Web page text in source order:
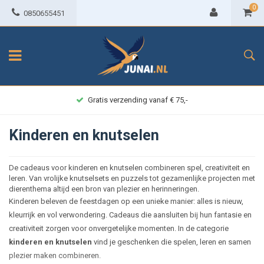
0850655451
0
Gratis verzending vanaf € 75,-
Kinderen en knutselen
De cadeaus voor kinderen en knutselen combineren spel, creativiteit en
leren. Van vrolijke knutselsets en puzzels tot gezamenlijke projecten met
dierenthema altijd een bron van plezier en herinneringen.
Kinderen beleven de feestdagen op een unieke manier: alles is nieuw,
kleurrijk en vol verwondering. Cadeaus die aansluiten bij hun fantasie en
creativiteit zorgen voor onvergetelijke momenten. In de categorie
kinderen en knutselen vind je geschenken die spelen, leren en samen
plezier maken combineren.